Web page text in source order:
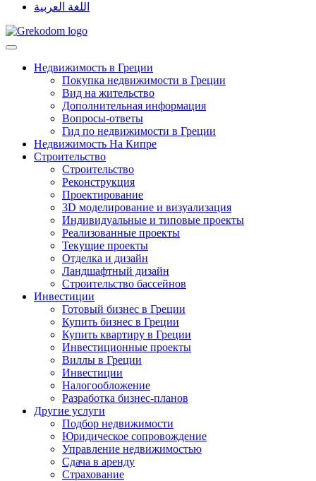
اللغة العربية
Недвижимость в Греции
Покупка недвижимости в Греции
Вид на жительство
Дополнительная информация
Вопросы-ответы
Гид по недвижимости в Греции
Недвижимость На Кипре
Строительство
Строительство
Реконструкция
Проектирование
3D моделирование и визуализация
Индивидуальные и типовые проекты
Реализованные проекты
Текущие проекты
Отделка и дизайн
Ландшафтный дизайн
Строительство бассейнов
Инвестиции
Готовый бизнес в Греции
Купить бизнес в Греции
Купить квартиру в Греции
Инвестиционные проекты
Виллы в Греции
Инвестиции
Налогообложение
Разработка бизнес-планов
Другие услуги
Подбор недвижимости
Юридическое сопровождение
Управление недвижимостью
Сдача в аренду
Страхование